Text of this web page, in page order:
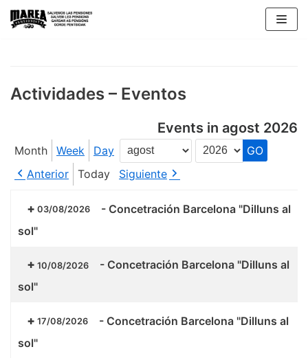
Skip
Actividades – Eventos
Events in agost 2026
Month Week Day
Month
Year
Anterior
Today Siguiente
03/08/2026 - Concetración Barcelona "Dilluns al
sol"
10/08/2026 - Concetración Barcelona "Dilluns al
sol"
17/08/2026 - Concetración Barcelona "Dilluns al
sol"